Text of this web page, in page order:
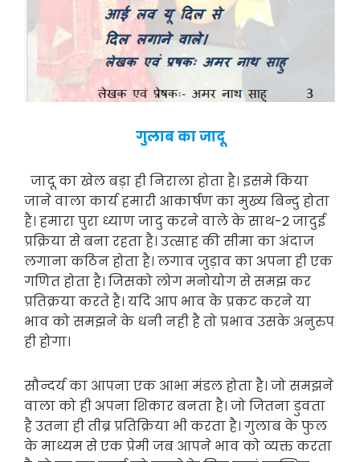
गुलाब का जादू
जादू का खेल बड़ा ही निराला होता है। इसमे किया
जाने वाला कार्य हमारी आकार्षण का मुख्य बिन्दु होता
है। हमारा पुरा ध्याण जादु करने वाले के साथ-2 जादुई
प्रक्रिया से बना रहता है। उत्साह की सीमा का अंदाज
लगाना कठिन होता है। लगाव जुड़ाव का अपना ही एक
गणित होता है। जिसको लोग मनोयोग से समझ कर
प्रतिक्रया करते है। यदि आप भाव के प्रकट करने या
भाव को समझने के धनी नही है तो प्रभाव उसके अनुरुप
ही होगा।
सौन्दर्य का आपना एक आभा मंडल होता है। जो समझने
वाला को ही अपना शिकार बनता है। जो जितना डुवता
है उतना ही तीब्र प्रतिक्रिया भी करता है। गुलाब के फुल
के माध्यम से एक प्रेमी जब आपने भाव को व्यक्त करता